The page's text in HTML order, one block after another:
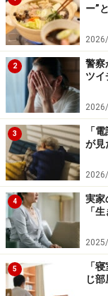
ー”
2
警察
ツイ
3
「
が見
4
実家
「
5
「
じ